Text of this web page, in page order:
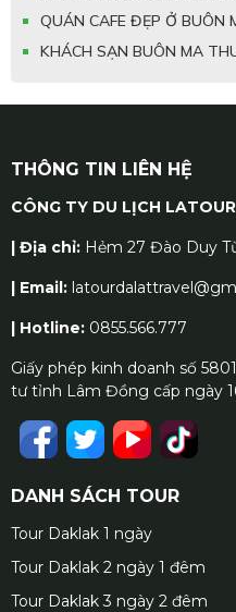
QUÁN CAFE ĐẸP Ở BUÔN
KHÁCH SẠN BUÔN MA
THÔNG TIN LIÊN HỆ
CÔNG TY DU LỊCH
| Địa chỉ: Hẻm 27 Đào Duy
| Email:
| Hotline: 0855.566.777
Giấy phép kinh doanh số
tư tỉnh Lâm Đồng cấp ngày
DANH SÁCH TOUR
Tour Daklak 1 ngày
Tour Daklak 2 ngày 1 đêm
Tour Daklak 3 ngày 2 đêm